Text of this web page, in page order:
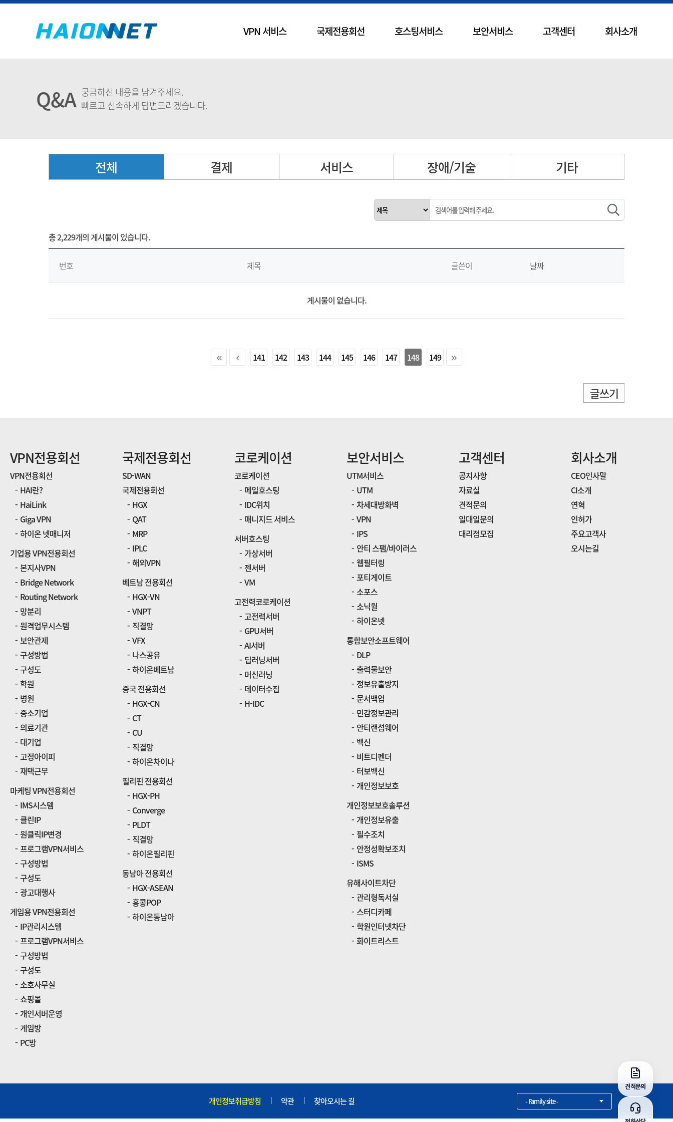
VPN 서비스 국제전용회선 호스팅서비스 보안서비스 고객센터 회사소개
Q&A 궁금하신 내용을 남겨주세요.
빠르고 신속하게 답변드리겠습니다.
전체 결제 서비스 장애/기술 기타
총2,229개의 게시물이 있습니다.
번호 제목 글쓴이 날짜
게시물이 없습니다.
141 142 143 144 145 146 147 148 149
글쓰기
VPN전용회선
VPN전용회선
HAI란?
HaiLink
Giga VPN
하이온 넷매니저
기업용 VPN전용회선
본지사VPN
Bridge Network
Routing Network
망분리
원격업무시스템
보안관제
구성방법
구성도
학원
병원
중소기업
의료기관
대기업
고정아이피
재택근무
마케팅 VPN전용회선
IMS시스템
클린IP
원클릭IP변경
프로그램VPN서비스
구성방법
구성도
광고대행사
게임용 VPN전용회선
IP관리시스템
프로그램VPN서비스
구성방법
구성도
소호사무실
쇼핑몰
개인서버운영
게임방
PC방
국제전용회선
SD-WAN
국제전용회선
HGX
QAT
MRP
IPLC
해외VPN
베트남 전용회선
HGX-VN
VNPT
직결망
VFX
나스공유
하이온베트남
중국 전용회선
HGX-CN
CT
CU
직결망
하이온차이나
필리핀 전용회선
HGX-PH
Converge
PLDT
직결망
하이온필리핀
동남아 전용회선
HGX-ASEAN
홍콩POP
하이온동남아
코로케이션
코로케이션
메일호스팅
IDC위치
매니지드 서비스
서버호스팅
가상서버
젠서버
VM
고전력코로케이션
고전력서버
GPU서버
AI서버
딥러닝서버
머신러닝
데이터수집
H-IDC
보안서비스
UTM서비스
UTM
차세대방화벽
VPN
IPS
안티 스팸/바이러스
웹필터링
포티게이트
소포스
소닉월
하이온넷
통합보안소프트웨어
DLP
출력물보안
정보유출방지
문서백업
민감정보관리
안티랜섬웨어
백신
비트디펜더
터보백신
개인정보보호
개인정보보호솔루션
개인정보유출
필수조치
안정성확보조치
ISMS
유해사이트차단
관리형독서실
스터디카페
학원인터넷차단
화이트리스트
고객센터
공지사항
자료실
견적문의
일대일문의
대리점모집
회사소개
CEO인사말
CI소개
연혁
인허가
주요고객사
오시는길
개인정보취급방침 약관 찾아오시는 길 - Family site -
견적문의